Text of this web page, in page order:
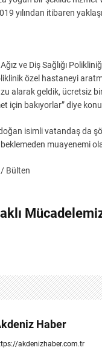
yılından itibaren
ve Diş Sağlığı
özel hastaneyi
alarak geldik, ücretsiz
için bakıyorlar” diye
isimli vatandaş da
muayenemi
Bülten
Haber
akdenizhaber.com.tr